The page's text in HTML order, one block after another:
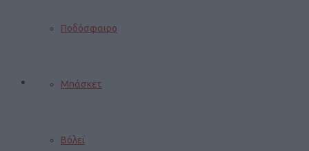
Ποδόσφαιρο
Μπάσκετ
Βόλεϊ